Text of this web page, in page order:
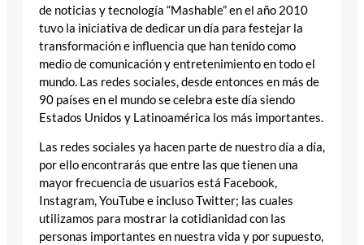
de noticias y tecnología “Mashable” en el año 2010
tuvo la iniciativa de dedicar un día para festejar la
transformación e influencia que han tenido como
medio de comunicación y entretenimiento en todo el
mundo. Las redes sociales, desde entonces en más de
90 países en el mundo se celebra este día siendo
Estados Unidos y Latinoamérica los más importantes.
Las redes sociales ya hacen parte de nuestro día a día,
por ello encontrarás que entre las que tienen una
mayor frecuencia de usuarios está Facebook,
Instagram, YouTube e incluso Twitter; las cuales
utilizamos para mostrar la cotidianidad con las
personas importantes en nuestra vida y por supuesto,